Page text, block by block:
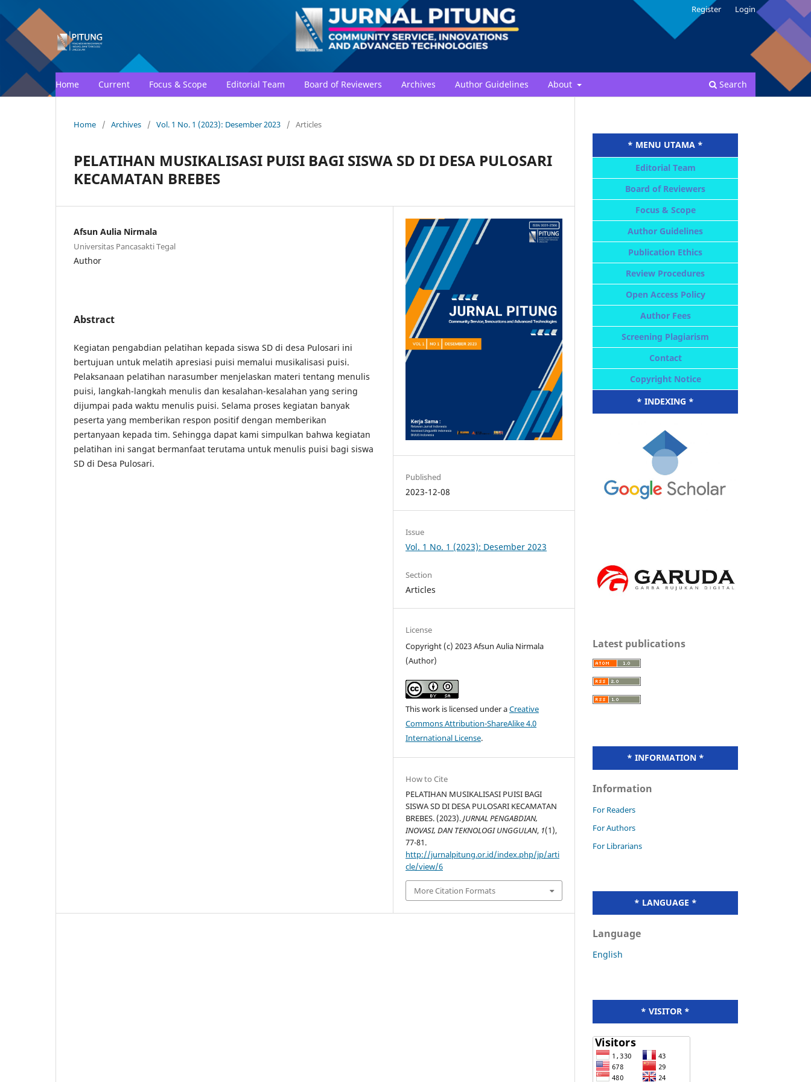
Home Current Focus & Scope Editorial Team Board of Reviewers Archives Author Guidelines About Search
Register Login
Home / Archives / Vol. 1 No. 1 (2023): Desember 2023 / Articles
PELATIHAN MUSIKALISASI PUISI BAGI SISWA SD DI DESA PULOSARI
KECAMATAN BREBES
Afsun Aulia Nirmala
Universitas Pancasakti Tegal
Author
Abstract
Kegiatan pengabdian pelatihan kepada siswa SD di desa Pulosari ini
bertujuan untuk melatih apresiasi puisi memalui musikalisasi puisi.
Pelaksanaan pelatihan narasumber menjelaskan materi tentang menulis
puisi, langkah-langkah menulis dan kesalahan-kesalahan yang sering
dijumpai pada waktu menulis puisi. Selama proses kegiatan banyak
peserta yang memberikan respon positif dengan memberikan
pertanyaan kepada tim. Sehingga dapat kami simpulkan bahwa kegiatan
pelatihan ini sangat bermanfaat terutama untuk menulis puisi bagi siswa
SD di Desa Pulosari.
Published
2023-12-08
Issue
Vol. 1 No. 1 (2023): Desember 2023
Section
Articles
License
Copyright (c) 2023 Afsun Aulia Nirmala
(Author)
This work is licensed under aCreative
Commons Attribution-ShareAlike 4.0
International License.
How to Cite
PELATIHAN MUSIKALISASI PUISI BAGI
SISWA SD DI DESA PULOSARI KECAMATAN
BREBES. (2023).JURNAL PENGABDIAN,
INOVASI, DAN TEKNOLOGI UNGGULAN, 1(1),
77-81.
http://jurnalpitung.or.id/index.php/jp/arti
cle/view/6
More Citation Formats
* MENU UTAMA *
Editorial Team
Board of Reviewers
Focus & Scope
Author Guidelines
Publication Ethics
Review Procedures
Open Access Policy
Author Fees
Screening Plagiarism
Contact
Copyright Notice
* INDEXING *
Latest publications
* INFORMATION *
Information
For Readers
For Authors
For Librarians
* LANGUAGE *
Language
English
* VISITOR *